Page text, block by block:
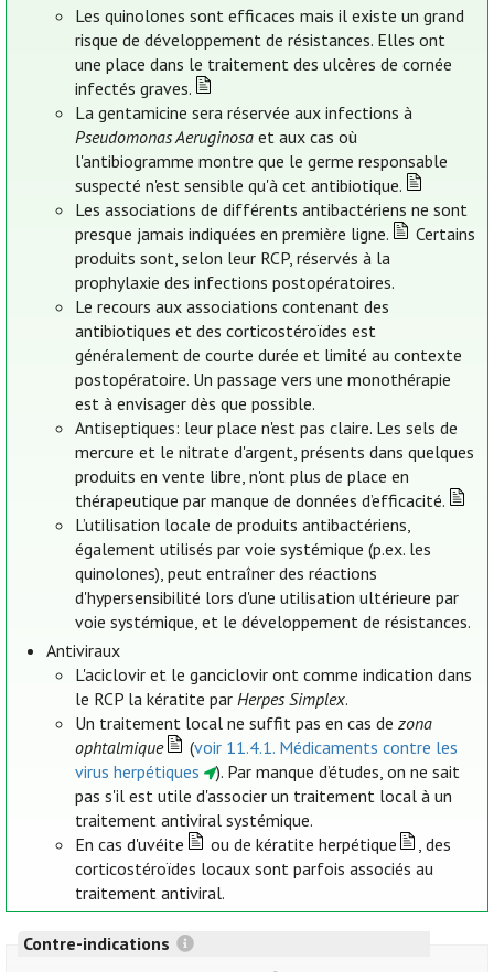
Les quinolones sont efficaces mais il existe un grand
risque de développement de résistances. Elles ont
une place dans le traitement des ulcères de cornée
infectés graves.
La gentamicine sera réservée aux infections à
Pseudomonas Aeruginosa et aux cas où
l'antibiogramme montre que le germe responsable
suspecté n'est sensible qu'à cet antibiotique.
Les associations de différents antibactériens ne sont
presque jamais indiquées en première ligne.
Certains
produits sont, selon leur RCP, réservés à la
prophylaxie des infections postopératoires.
Le recours aux associations contenant des
antibiotiques et des corticostéroïdes est
généralement de courte durée et limité au contexte
postopératoire. Un passage vers une monothérapie
est à envisager dès que possible.
Antiseptiques: leur place n'est pas claire. Les sels de
mercure et le nitrate d'argent, présents dans quelques
produits en vente libre, n'ont plus de place en
thérapeutique par manque de données d’efficacité.
L’utilisation locale de produits antibactériens,
également utilisés par voie systémique (p.ex. les
quinolones), peut entraîner des réactions
d'hypersensibilité lors d'une utilisation ultérieure par
voie systémique, et le développement de résistances.
Antiviraux
L'aciclovir et le ganciclovir ont comme indication dans
le RCP la kératite parHerpes Simplex.
Un traitement local ne suffit pas en cas dezona
ophtalmique
(voir 11.4.1. Médicaments contre les
virus herpétiques
). Par manque d’études, on ne sait
pas s'il est utile d'associer un traitement local à un
traitement antiviral systémique.
En cas d'uvéite
ou de kératite herpétique
, des
corticostéroïdes locaux sont parfois associés au
traitement antiviral.
Contre-indications